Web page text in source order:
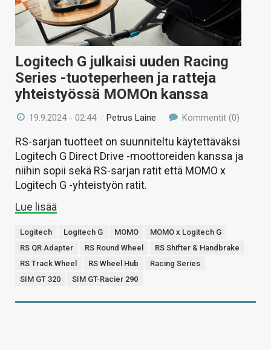
VAIHDA TEEMA
HAKU
Logitech G julkaisi uuden Racing
Series -tuoteperheen ja ratteja
yhteistyössä MOMOn kanssa
19.9.2024 - 02:44 /Petrus Laine Kommentit (0)
RS-sarjan tuotteet on suunniteltu käytettäväksi
Logitech G Direct Drive -moottoreiden kanssa ja
niihin sopii sekä RS-sarjan ratit että MOMO x
Logitech G -yhteistyön ratit.
Lue lisää
Logitech Logitech G MOMO
MOMO x Logitech G
RS QR Adapter
RS Round Wheel
RS Shifter & Handbrake
RS Track Wheel
RS Wheel Hub
Racing Series
SIM GT 320
SIM GT-Racier 290